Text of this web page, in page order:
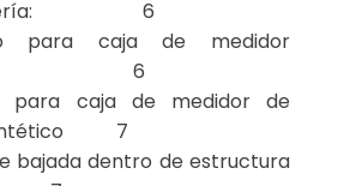
6
para caja de medidor
6
para caja de medidor de
7
bajada dentro de estructura